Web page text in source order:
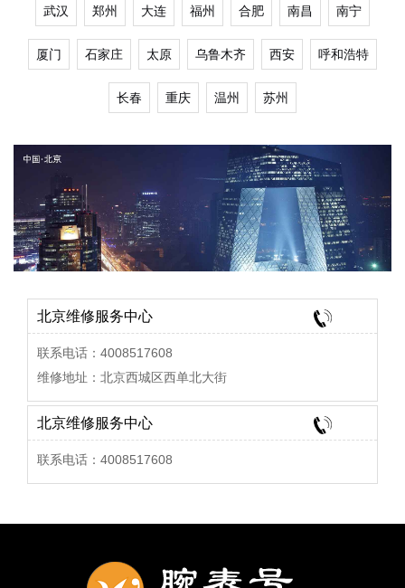
武汉 郑州 大连 福州 合肥 南昌 南宁
厦门 石家庄 太原 乌鲁木齐 西安 呼和浩特
长春 重庆 温州 苏州
北京维修服务中心
联系电话：4008517608
维修地址：北京西城区西单北大街
北京维修服务中心
联系电话：4008517608